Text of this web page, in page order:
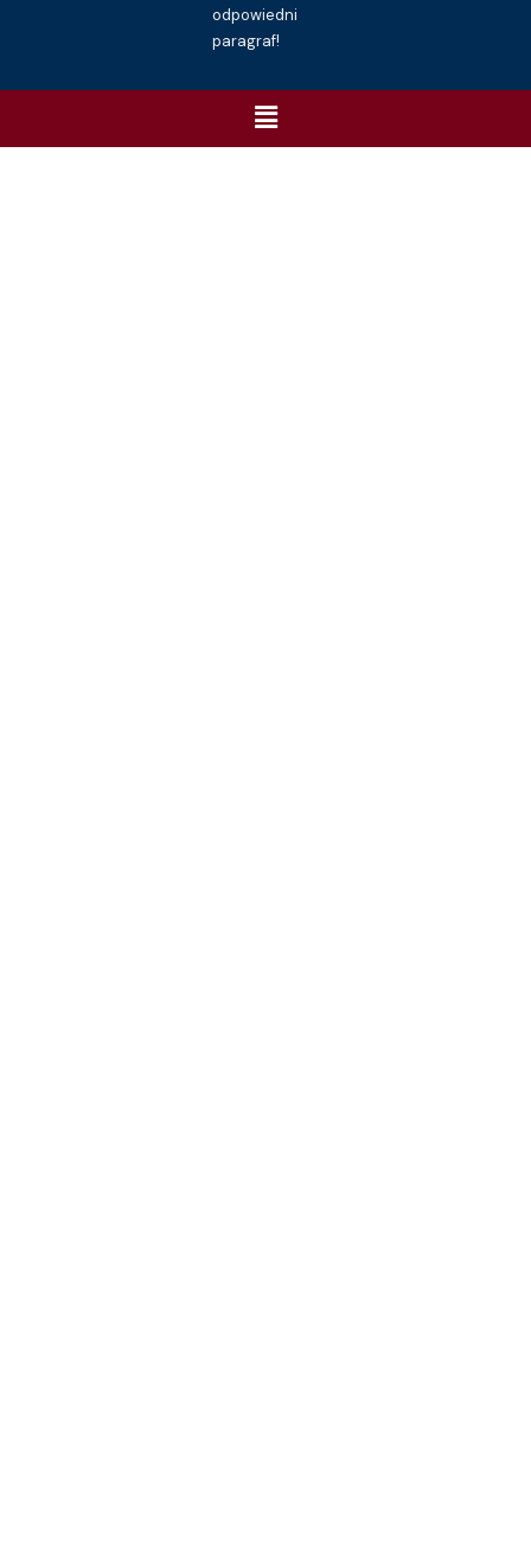
odpowiedni
paragraf!
Menu